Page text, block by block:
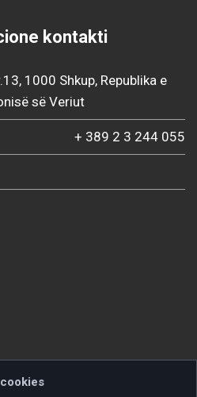
kontakti
1000 Shkup, Republika e
së Veriut
+ 389 2 3 244 055